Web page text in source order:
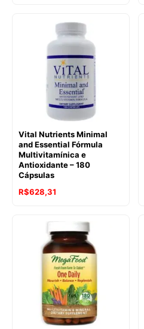
Vital Nutrients Minimal
and Essential Fórmula
Multivitamínica e
Antioxidante – 180
Cápsulas
R$628,31